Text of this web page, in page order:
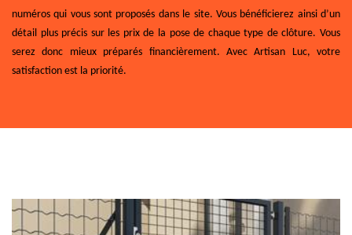
numéros qui vous sont proposés dans le site. Vous bénéficierez ainsi d’un
détail plus précis sur les prix de la pose de chaque type de clôture. Vous
serez donc mieux préparés financièrement. Avec Artisan Luc, votre
satisfaction est la priorité.